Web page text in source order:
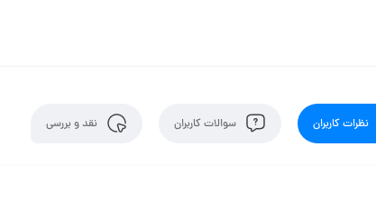
نظرات کاربران سوالات کاربران نقد و بررسی